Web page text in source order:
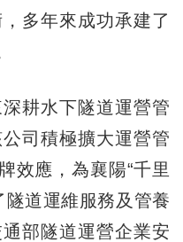
多年來成功承建了
耕水下隧道運營管
司積極擴大運營管
效應，為襄陽“千里
隧道運維服務及管養
部隧道運營企業安